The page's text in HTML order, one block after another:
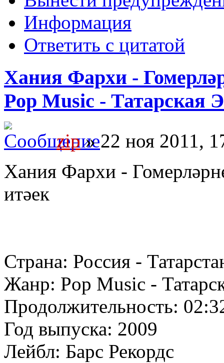
Информация
Ответить с цитатой
Хания Фархи -
Pop Music - Татарская
zip» 22 ноя 2011,
Хания Фархи -
итәек
Страна: Россия -
Жанр: Pop Music -
Продолжительность:
Год выпуска: 2009
Лейбл: Барс Рекордс